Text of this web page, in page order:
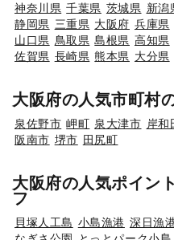
神奈川県 千葉県 茨城県 新潟
静岡県 三重県 大阪府 兵庫県
山口県 鳥取県 島根県 高知県
佐賀県 長崎県 熊本県 大分県
大阪府の人気市町村
泉佐野市 岬町 泉大津市 岸和
阪南市 堺市 田尻町
大阪府の人気ポイン
フ
貝塚人工島 小島漁港 深日漁